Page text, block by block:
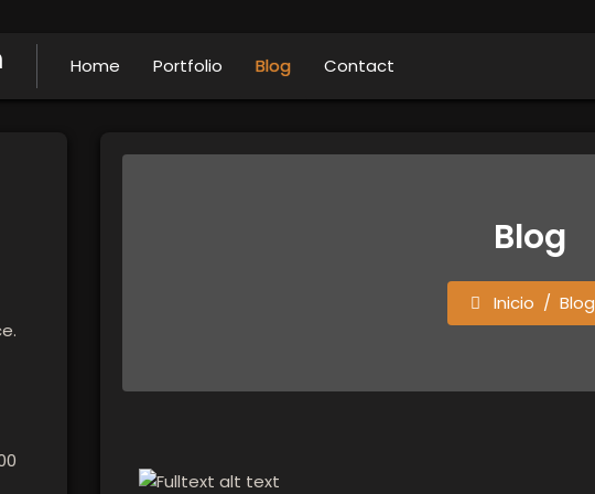
Home Portfolio Blog Contact
Blog
Inicio Blog